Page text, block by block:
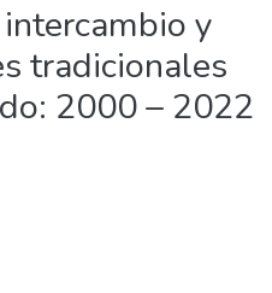
y
tradicionales
2000 – 2022